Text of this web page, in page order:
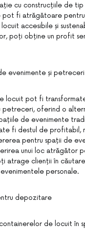
cu construcțiile de tip
pot fi atrăgătoare
accesibile și
poți obține un profit
evenimente și petreceri
locuit pot fi
petreceri, oferind o
de evenimente
fi destul de profitabil,
pentru spații de
unui loc atrăgător
atrage clienții în
personale.
depozitare
de locuit în